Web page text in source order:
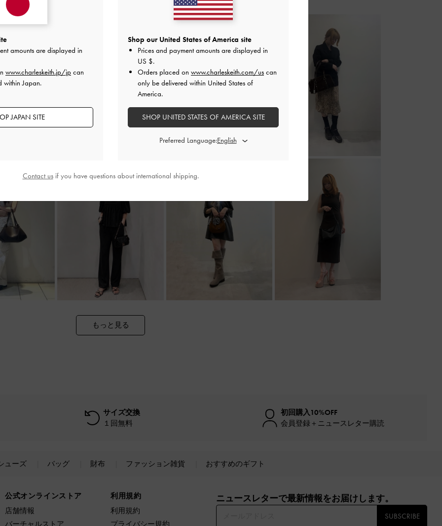
もっと見る
サイズ交換
１回無料
初回購入10%OFF
会員登録＋ニュースレター購読
ューズ バッグ 財布 ファッション雑貨 おすすめのギフト
公式オンラインストア
店舗情報
利用規約
利用規約
ニュースレターで最新情報をお届けします。​
SUBSCRIBE
amounts are displayed in
www.charleskeith.jp/jp can
within Japan.
JAPAN SITE
Shop our United States of America site
Prices and payment amounts are displayed in
US $.
Orders placed on www.charleskeith.com/us can
only be delivered within United States of
America.
SHOP UNITED STATES OF AMERICA SITE
Preferred Language:
Contact usif you have questions about international shipping.